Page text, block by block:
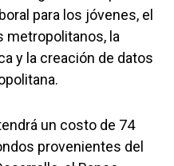
para los jóvenes, el
metropolitanos, la
y la creación de datos
un costo de 74
provenientes del